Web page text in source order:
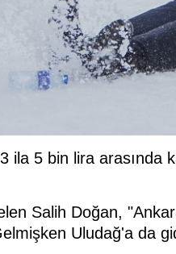
ila 5 bin lira arasında
Salih Doğan,
Uludağ'a da